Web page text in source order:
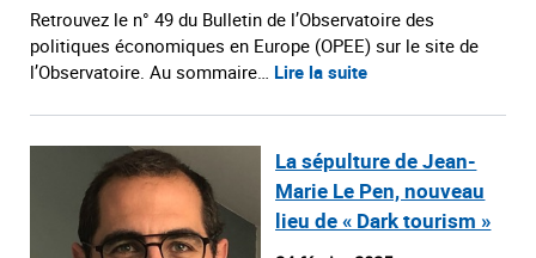
Retrouvez le n° 49 du Bulletin de l’Observatoire des
politiques économiques en Europe (OPEE) sur le site de
l’Observatoire. Au sommaire… Lire la suite
La sépulture de Jean-
Marie Le Pen, nouveau
lieu de « Dark tourism »